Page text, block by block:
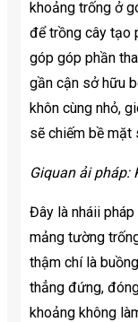
khoảng trống ở
để trồng cây tạo
góp góp phần
gần cận sở hữu
khôn cùng nhỏ,
sẽ chiếm bề mặt
Giquan ải pháp:
Đây là nháii
mảng tường
thậm chí là
thẳng đứng,
khoảng không